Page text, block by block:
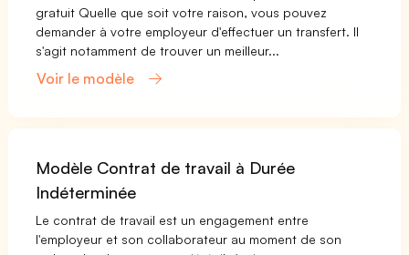
gratuit Quelle que soit votre raison, vous pouvez
demander à votre employeur d'effectuer un transfert. Il
s'agit notamment de trouver un meilleur...
Voir le modèle
Modèle Contrat de travail à Durée
Indéterminée
Le contrat de travail est un engagement entre
l'employeur et son collaborateur au moment de son